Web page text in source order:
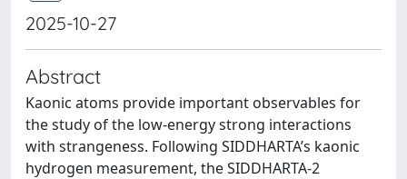
2025-10-27
Abstract
Kaonic atoms provide important observables for
the study of the low-energy strong interactions
with strangeness. Following SIDDHARTA’s kaonic
hydrogen measurement, the SIDDHARTA-2